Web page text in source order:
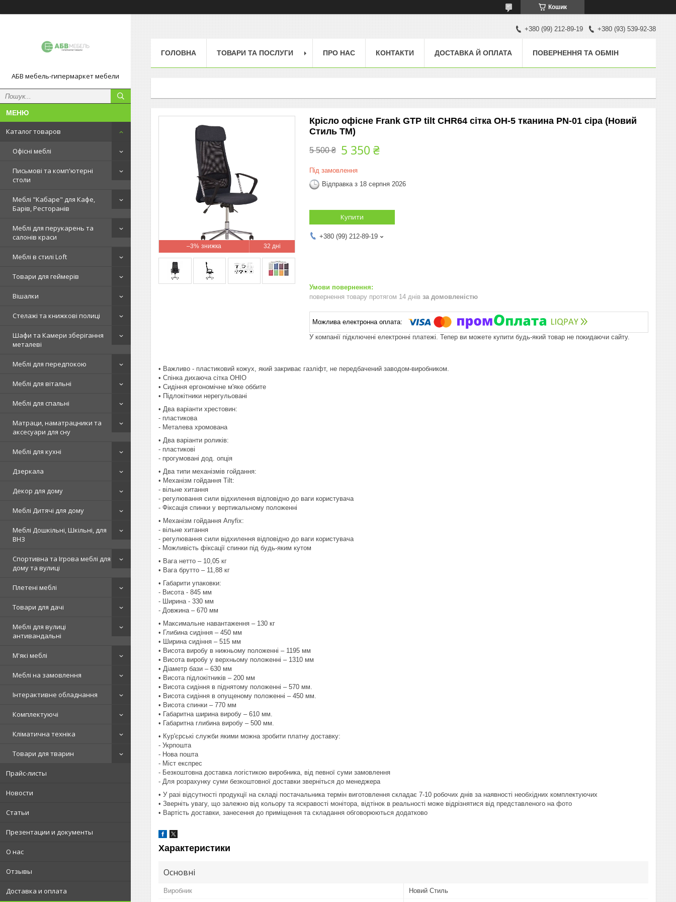
Кошик
АБВ мебель-гипермаркет мебели
Каталог товаров
Офісні меблі
Письмові та комп'ютерні
столи
Меблі "Кабаре" для Кафе,
Барів, Ресторанів
Меблі для перукарень та
салонів краси
Меблі в стилі Loft
Товари для геймерів
Вішалки
Стелажі та книжкові полиці
Шафи та Камери зберігання
металеві
Меблі для передпокою
Меблі для вітальні
Меблі для спальні
Матраци, наматрацники та
аксесуари для сну
Меблі для кухні
Дзеркала
Декор для дому
Меблі Дитячі для дому
Меблі Дошкільні, Шкільні, для
ВНЗ
Спортивна та Ігрова меблі для
дому та вулиці
Плетені меблі
Товари для дачі
Меблі для вулиці
антивандальні
М'які меблі
Меблі на замовлення
Інтерактивне обладнання
Комплектуючі
Кліматична техніка
Товари для тварин
Прайс-листы
Новости
Статьи
Презентации и документы
О нас
Отзывы
Доставка и оплата
+380 (99) 212-89-19 +380 (93) 539-92-38
ГОЛОВНА ТОВАРИ ТА ПОСЛУГИ ПРО НАС КОНТАКТИ ДОСТАВКА Й ОПЛАТА ПОВЕРНЕННЯ ТА ОБМІН
–3% 32 дні
Крісло офісне Frank GTP tilt CHR64 сітка OH-5 тканина PN-01 сіра (Новий
Стиль ТМ)
5 500 ₴ 5 350 ₴
Під замовлення
Відправка з 18 серпня 2026
Купити
+380 (99) 212-89-19
повернення товару протягом 14 днів за домовленістю
У компанії підключені електронні платежі. Тепер ви можете купити будь-який товар не покидаючи сайту.
• Важливо - пластиковий кожух, який закриває газліфт, не передбачений заводом-виробником.
• Спінка дихаюча сітка OHIO
• Сидіння ергономічне м'яке оббите
• Підлокітники нерегульовані
• Два варіанти хрестовин:
- пластикова
- Металева хромована
• Два варіанти роликів:
- пластикові
- прогумовані дод. опція
• Два типи механізмів гойдання:
• Механізм гойдання Tilt:
- вільне хитання
- регулювання сили відхилення відповідно до ваги користувача
- Фіксація спинки у вертикальному положенні
• Механізм гойдання Anyfix:
- вільне хитання
- регулювання сили відхилення відповідно до ваги користувача
- Можливість фіксації спинки під будь-яким кутом
• Вага нетто – 10,05 кг
• Вага брутто – 11,88 кг
• Габарити упаковки:
- Висота - 845 мм
- Ширина - 330 мм
- Довжина – 670 мм
• Максимальне навантаження – 130 кг
• Глибина сидіння – 450 мм
• Ширина сидіння – 515 мм
• Висота виробу в нижньому положенні – 1195 мм
• Висота виробу у верхньому положенні – 1310 мм
• Діаметр бази – 630 мм
• Висота підлокітників – 200 мм
• Висота сидіння в піднятому положенні – 570 мм.
• Висота сидіння в опущеному положенні – 450 мм.
• Висота спинки – 770 мм
• Габаритна ширина виробу – 610 мм.
• Габаритна глибина виробу – 500 мм.
• Кур'єрські служби якими можна зробити платну доставку:
- Укрпошта
- Нова пошта
- Міст експрес
- Безкоштовна доставка логістикою виробника, від певної суми замовлення
- Для розрахунку суми безкоштовної доставки зверніться до менеджера
• У разі відсутності продукції на складі постачальника термін виготовлення складає 7-10 робочих днів за наявності необхідних комплектуючих
• Зверніть увагу, що залежно від кольору та яскравості монітора, відтінок в реальності може відрізнятися від представленого на фото
• Вартість доставки, занесення до приміщення та складання обговорюються додатково
Характеристики
Основні
Виробник Новий Стиль